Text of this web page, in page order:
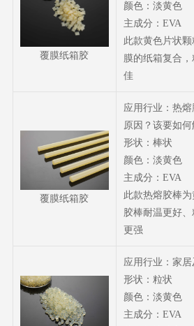
覆膜纸箱胶
颜色：淡黄色
主成分：EVA
此款黄色片状
膜的纸箱复合
佳
覆膜纸箱胶
应用行业：热
原因？该要如何
形状：棒状
颜色：淡黄色
主成分：EVA
此款热熔胶棒
胶棒耐温更好
更强
应用行业：家
形状：粒状
颜色：淡黄色
主成分：EVA